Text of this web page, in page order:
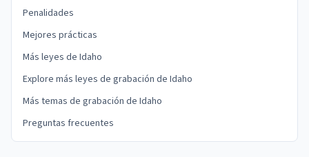
Penalidades
Mejores prácticas
Más leyes de Idaho
Explore más leyes de grabación de Idaho
Más temas de grabación de Idaho
Preguntas frecuentes